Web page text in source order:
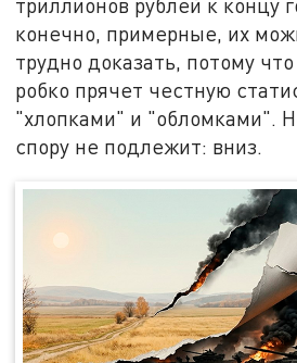
конечно, примерные, их
трудно доказать, потому
робко прячет честную
"хлопками" и "обломками".
спору не подлежит: вниз.